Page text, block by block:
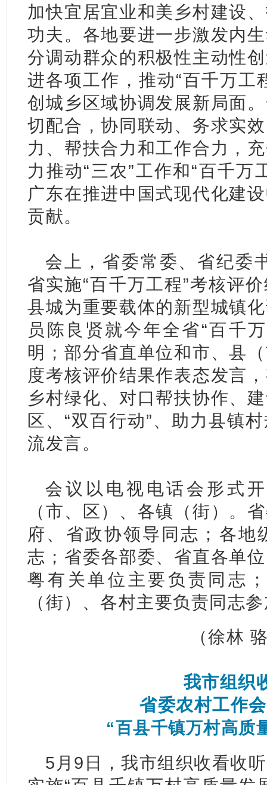
加快宜居宜业和美乡村建设
功夫。各地要进一步激发内
分调动群众的积极性主动性
进各项工作，推动“百千万工
创城乡区域协调发展新局面
切配合，协同联动、务求实
力、帮扶合力和工作合力，
力推动“三农”工作和“百千万
广东在推进中国式现代化建
贡献。
会上，省委常委、省纪委
省实施“百千万工程”考核评
县城为重要载体的新型城镇
员陈良贤就今年全省“百千
明；部分省直单位和市、县
度考核评价结果作表态发言
乡村绿化、对口帮扶协作、
区、“双百行动”、助力县镇
流发言。
会议以电视电话会形式
（市、区）、各镇（街）。
府、省政协领导同志；各地
志；省委各部委、省直各单
粤有关单位主要负责同志
（街）、各村主要负责同志
（徐林
我市组织
省委农村工作
“百县千镇万村高质
5月9日，我市组织收看收